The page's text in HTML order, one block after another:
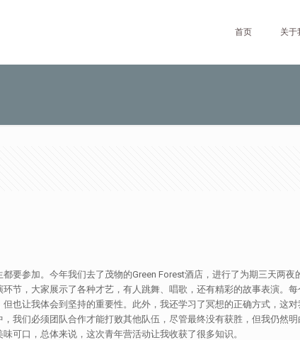
首页 关于
要参加。今年我们去了茂物的Green Forest酒店，进行了为期三天两夜
节，大家展示了各种才艺，有人跳舞、唱歌，还有精彩的故事表演。
也让我体会到坚持的重要性。此外，我还学习了冥想的正确方式，这对
我们必须团队合作才能打败其他队伍，尽管最终没有获胜，但我仍然
可口，总体来说，这次青年营活动让我收获了很多知识。